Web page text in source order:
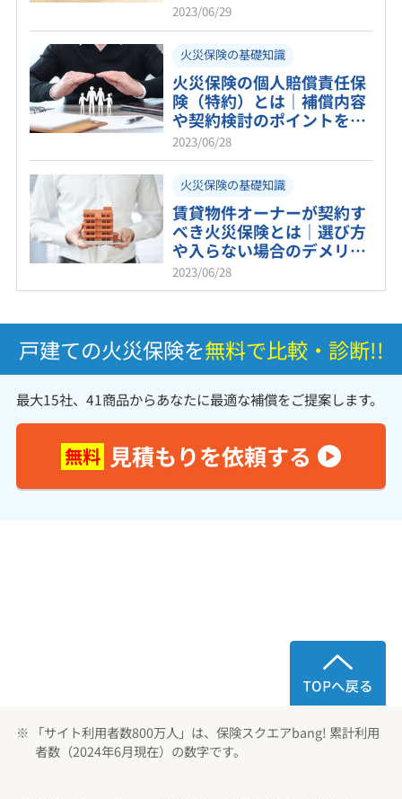
2023/06/29
火災保険の基礎知識
火災保険の個人賠償責任保
険（特約）とは｜補償内容
や契約検討のポイントを紹
介！
2023/06/28
火災保険の基礎知識
賃貸物件オーナーが契約す
べき火災保険とは｜選び方
や入らない場合のデメリッ
トも解説
2023/06/28
戸建ての火災保険を無料で比較・診断!!
最大15社、41商品からあなたに最適な補償をご提案します。
無料 見積もりを依頼する
※ 「サイト利用者数800万人」は、保険スクエアbang! 累計利用
者数（2024年6月現在）の数字です。